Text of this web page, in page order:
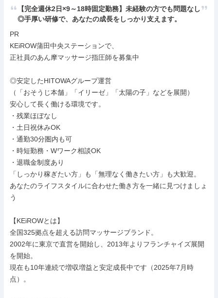
【完全週休2日×9～18時固定勤務】未経験の方でも問題なし
◎手厚い研修で、あなたの成長をしっかり支えます。
PR
KEiROW蒲田中央ステーションで、
正社員のあん摩マッサージ指圧師を募集中
◎安定したHITOWAグループ運営
（「おそうじ本舗」「イリーゼ」「太陽の子」などを展開）
安心して長く働ける環境です。
・残業ほぼなし
・土日祝休みOK
・通勤30分圏内も可
・時短勤務・Wワーク相談OK
・退職金制度あり
「しっかり稼ぎたい方」も「無理なく働きたい方」も大歓迎。
あなたのライフスタイルに合わせた働き方を一緒に見つけましょ
う
【KEiROWとは】
全国325拠点を超える訪問マッサージブランド。
2002年に東京で直営を開始し、2013年よりフランチャイズ展開
を開始。
現在も10年連続で増収増益と安定成長中です（2025年7月時
点）。